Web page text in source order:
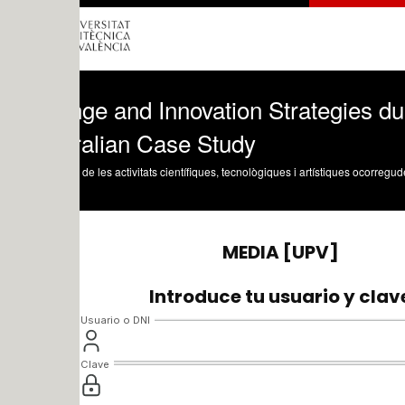
and Innovation Strategies during
Case Study
les activitats científiques, tecnològiques i artístiques ocorregudes en els tres